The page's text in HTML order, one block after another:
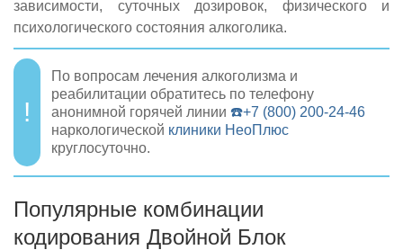
зависимости, суточных дозировок, физического и
психологического состояния алкоголика.
По вопросам лечения алкоголизма и
реабилитации обратитесь по телефону
анонимной горячей линии ☎️+7 (800) 200-24-46
наркологической клиники НеоПлюс
круглосуточно.
Популярные комбинации
кодирования Двойной Блок